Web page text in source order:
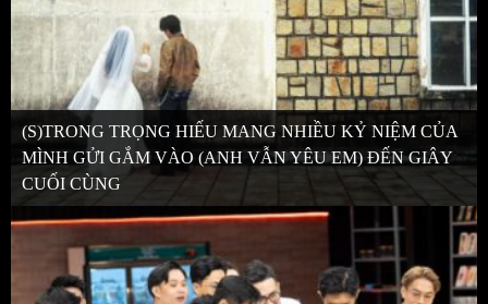
(S)TRONG TRỌNG HIẾU MANG NHIỀU KỶ NIỆM CỦA
MÌNH GỬI GẮM VÀO (ANH VẪN YÊU EM) ĐẾN GIÂY
CUỐI CÙNG